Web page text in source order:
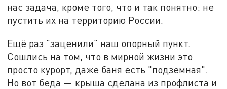
нас задача, кроме того, что и так понятно: не
пустить их на территорию России.
Ещё раз "заценили" наш опорный пункт.
Сошлись на том, что в мирной жизни это
просто курорт, даже баня есть "подземная".
Но вот беда — крыша сделана из профлиста и